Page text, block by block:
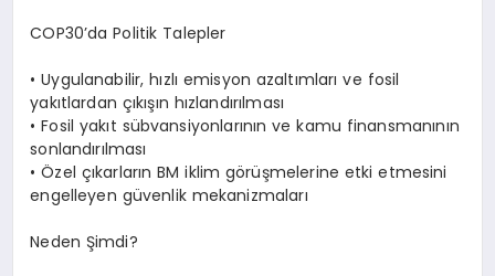
COP30’da Politik Talepler
• Uygulanabilir, hızlı emisyon azaltımları ve fosil
yakıtlardan çıkışın hızlandırılması
• Fosil yakıt sübvansiyonlarının ve kamu finansmanının
sonlandırılması
• Özel çıkarların BM iklim görüşmelerine etki etmesini
engelleyen güvenlik mekanizmaları
Neden Şimdi?